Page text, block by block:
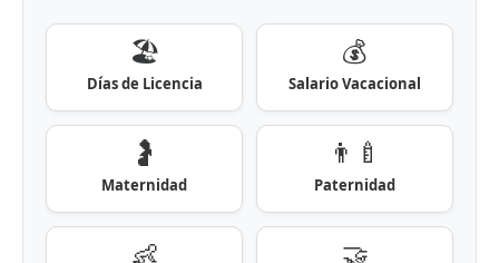
🏖️
Días de Licencia
💰
Salario Vacacional
🤰
Maternidad
👨‍🍼
Paternidad
👶 🤝